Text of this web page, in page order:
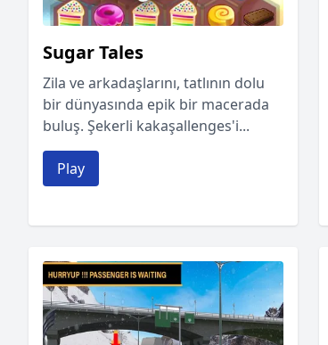
Sugar Tales
Zila ve arkadaşlarını, tatlının dolu
bir dünyasında epik bir macerada
buluş. Şekerli kakaşallenges'i...
Play